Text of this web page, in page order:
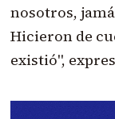
nosotros,
Hicieron de
existió",